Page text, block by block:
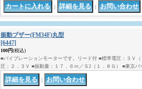
｜ ｜
振動ブザー(FM34F)丸型
[6447]
100円(税込)
■バイブレーションモーターです。リード付 ■標準電圧：３Ｖ
圧：２．３Ｖ ■振動量：１７．６ｍ／Ｓ2（１．８Ｇ） ■東京パ
｜